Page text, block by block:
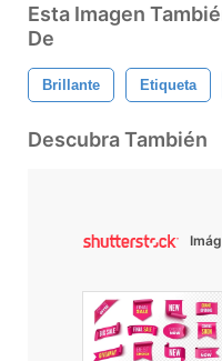
Esta Imagen
De
Brillante Etiqueta
Descubra También